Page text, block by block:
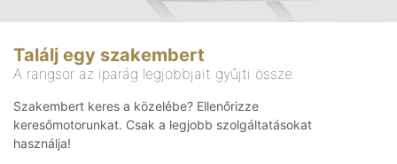
Találj egy szakembert
A rangsor az iparág legjobbjait gyűjti össze
Szakembert keres a közelébe? Ellenőrizze
keresőmotorunkat. Csak a legjobb szolgáltatásokat
használja!